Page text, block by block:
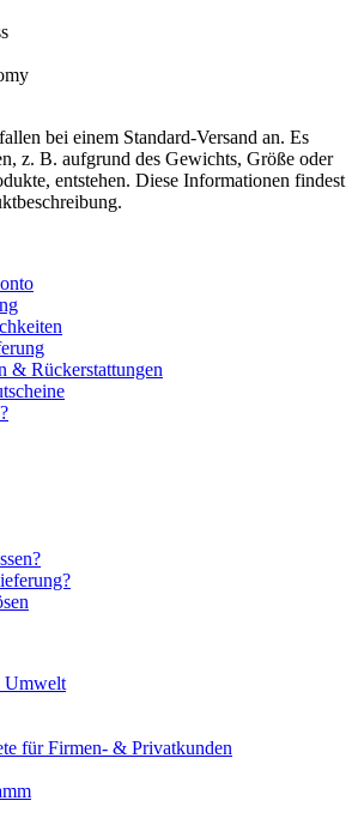
bei einem Standard-Versand an. Es
z. B. aufgrund des Gewichts, Größe oder
entstehen. Diese Informationen findest
& Rückerstattungen
Umwelt
für Firmen- & Privatkunden